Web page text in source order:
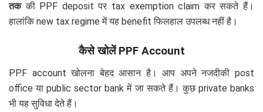
तककी PPF deposit पर tax exemption claim कर सकते हैं।
हालांकि new tax regime में यह benefit फिलहाल उपलब्ध नहीं है।
कैसे खोलें PPF Account
PPF account खोलना बेहद आसान है। आप अपने नजदीकी post
office या public sector bank में जा सकते हैं। कुछ private banks
भी यह सुविधा देते हैं।